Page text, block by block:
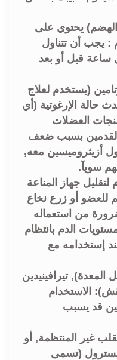
يحتوي على
: يجب أن تتناول
ساعة قبل أو بعد
(يستخدم لعلاج
حالة الإرغوتية (أي
العضلات
بسبب ضعف
أزيثروميسين معه,
سويآ.
جهاز المناعة
للعضو أو زرع نخاع
من استعماله
الدم بانتظام
إستخدامه مع
تيرافينيدين
الاستخدام
قد يسبب
غير المنتظمة, أو
(تسمى